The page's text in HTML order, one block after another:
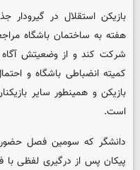
بازیکن استقلال در گیرودار
هفته به ساختمان باشگاه
شرکت کند و از وضعیتش آگاه
کمیته انضباطی باشگاه و
بازیکن و همینطور سایر
است.
دانشگر که سومین فصل حضور
پیکان پس از درگیری لفظی